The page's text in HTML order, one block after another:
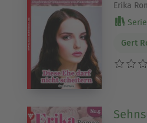
Erika
Serie
Gert